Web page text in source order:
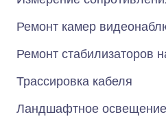
Ремонт камер
Ремонт стабилизаторов
Трассировка кабеля
Ландшафтное освещение